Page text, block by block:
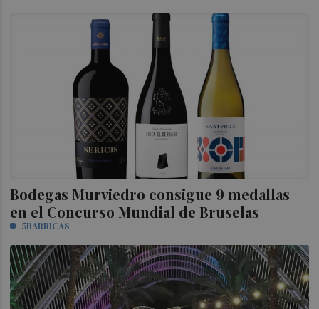
Bodegas Murviedro consigue 9 medallas
en el Concurso Mundial de Bruselas
5BARRICAS